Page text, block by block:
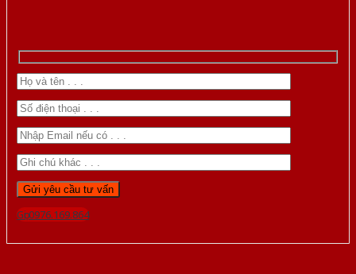
Gọi 0976.169.864